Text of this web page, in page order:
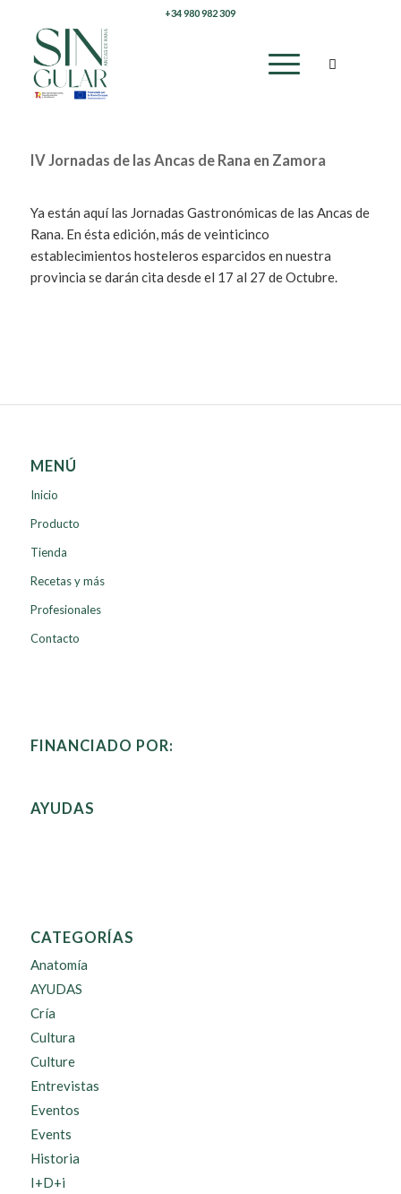
+34 980 982 309
IV Jornadas de las Ancas de Rana en Zamora
Ya están aquí las Jornadas Gastronómicas de las Ancas de
Rana. En ésta edición, más de veinticinco
establecimientos hosteleros esparcidos en nuestra
provincia se darán cita desde el 17 al 27 de Octubre.
MENÚ
Inicio
Producto
Tienda
Recetas y más
Profesionales
Contacto
FINANCIADO POR:
AYUDAS
CATEGORÍAS
Anatomía
AYUDAS
Cría
Cultura
Culture
Entrevistas
Eventos
Events
Historia
I+D+i